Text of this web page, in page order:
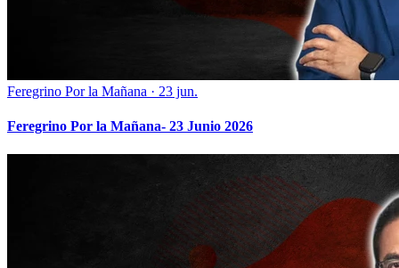
Feregrino Por la Mañana · 23 jun.
Feregrino Por la Mañana- 23 Junio 2026